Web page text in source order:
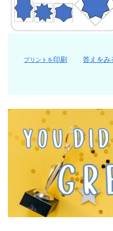
プリントを印刷 答えをみ